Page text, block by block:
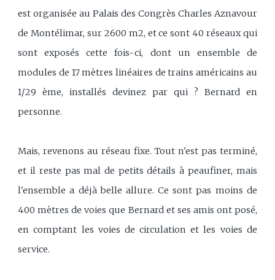
est organisée au Palais des Congrès Charles Aznavour
de Montélimar, sur 2600 m2, et ce sont 40 réseaux qui
sont exposés cette fois-ci, dont un ensemble de
modules de 17 mètres linéaires de trains américains au
1/29 ème, installés devinez par qui ? Bernard en
personne.
Mais, revenons au réseau fixe. Tout n'est pas terminé,
et il reste pas mal de petits détails à peaufiner, mais
l'ensemble a déjà belle allure. Ce sont pas moins de
400 mètres de voies que Bernard et ses amis ont posé,
en comptant les voies de circulation et les voies de
service.